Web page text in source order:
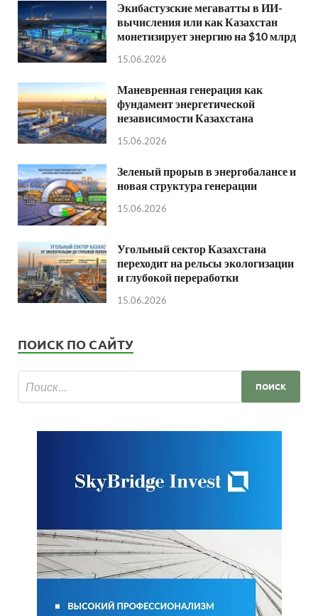
Экибастузские мегаватты в ИИ-
вычисления или как Казахстан
монетизирует энергию на $10 млрд
15.06.2026
Маневренная генерация как
фундамент энергетической
независимости Казахстана
15.06.2026
Зеленый прорыв в энергобалансе и
новая структура генерации
15.06.2026
Угольный сектор Казахстана
переходит на рельсы экологизации
и глубокой переработки
15.06.2026
ПОИСК ПО САЙТУ